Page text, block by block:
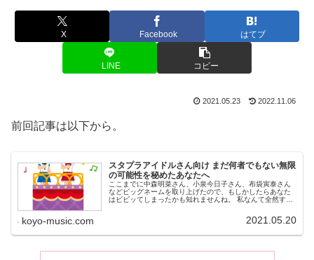
X Facebook はてブ
LINE コピー
2021.05.23 2022.11.06
前回記事は以下から。
スタプラアイドルさん向け まだ何者でもない無限
の可能性を秘めたあなたへ
ここまでに中森明菜さん、小泉今日子さん、布袋寅泰さん
などビッグネームを取り上げたので、もしかしたらあなた
はビビッてしまったかも知れませんね。 私なんて全然すご
思ってしまったとしたら、今すぐその考えは捨ててくださ
koyo-music.com 2021.05.20